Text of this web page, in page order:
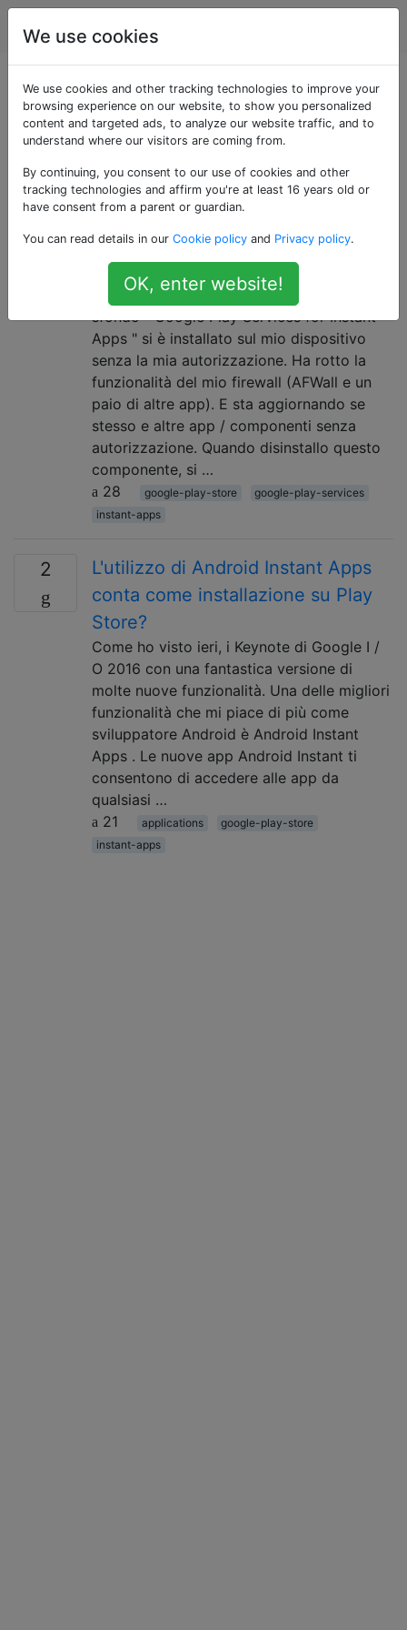
Android
Domande taggate
«instant-apps»
3
I servizi di Google Play per Instant
Apps si scaricano / si installano
senza autorizzazione, download /
aggiorna altri componenti, come
disabilitare?
sfondo " Google Play Services for Instant
Apps " si è installato sul mio dispositivo
senza la mia autorizzazione. Ha rotto la
funzionalità del mio firewall (AFWall e un
paio di altre app). E sta aggiornando se
stesso e altre app / componenti senza
autorizzazione. Quando disinstallo questo
componente, si …
28
google-play-store
google-play-services
instant-apps
2
L'utilizzo di Android Instant Apps
conta come installazione su Play
Store?
Come ho visto ieri, i Keynote di Google I /
O 2016 con una fantastica versione di
molte nuove funzionalità. Una delle migliori
funzionalità che mi piace di più come
sviluppatore Android è Android Instant
Apps . Le nuove app Android Instant ti
consentono di accedere alle app da
qualsiasi …
21
applications
google-play-store
instant-apps
We use cookies
We use cookies and other tracking technologies to improve your
browsing experience on our website, to show you personalized
content and targeted ads, to analyze our website traffic, and to
understand where our visitors are coming from.
By continuing, you consent to our use of cookies and other
tracking technologies and affirm you're at least 16 years old or
have consent from a parent or guardian.
You can read details in our Cookie policy and Privacy policy.
OK, enter website!